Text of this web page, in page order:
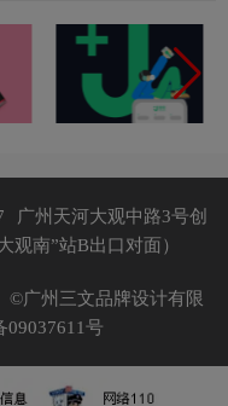
广州天河大观中路3号创
观南”站B出口对面）
©广州三文品牌设计有限
09037611号